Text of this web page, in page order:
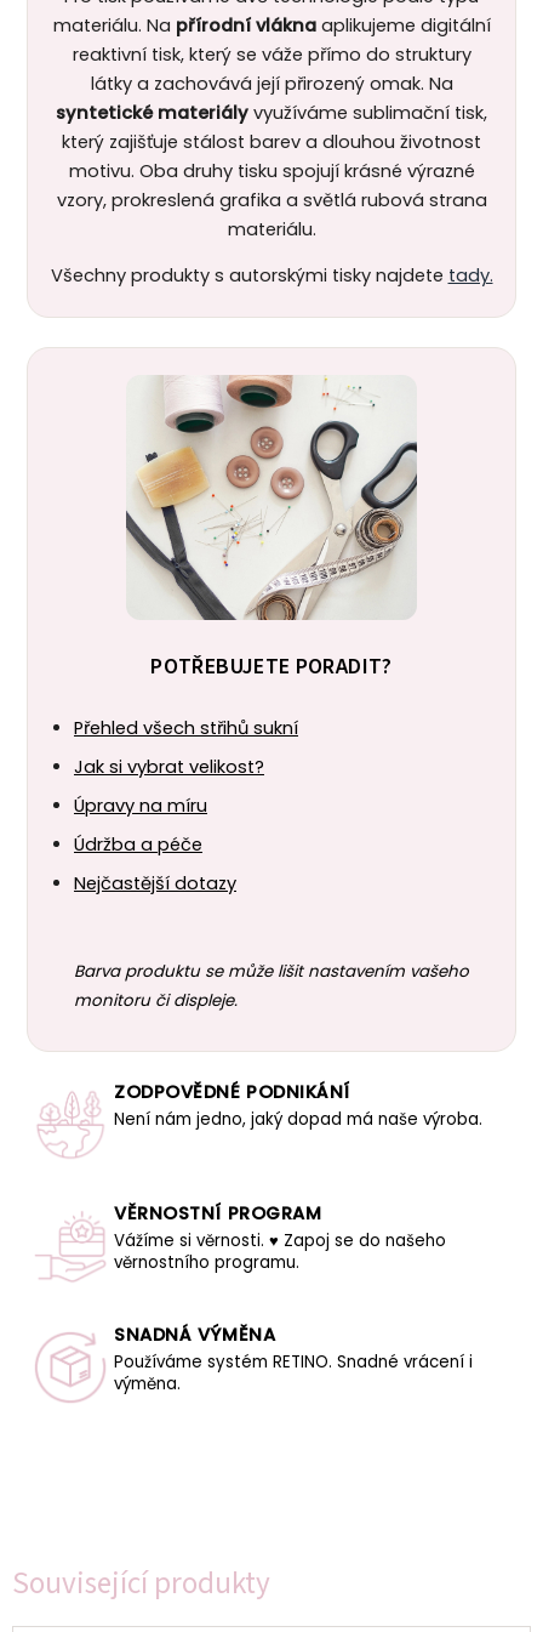
Související produkty
materiálu. Na přírodní vláknaaplikujeme digitální
reaktivní tisk, který se váže přímo do struktury
látky a zachovává její přirozený omak. Na
syntetické materiály využíváme sublimační tisk,
který zajišťuje stálost barev a dlouhou životnost
motivu. Oba druhy tisku spojují krásné výrazné
vzory, prokreslená grafika a světlá rubová strana
materiálu.
Všechny produkty s autorskými tisky najdete tady.
POTŘEBUJETE PORADIT?
Přehled všech střihů sukní
Jak si vybrat velikost?
Úpravy na míru
Údržba a péče
Nejčastější dotazy
Barva produktu se může lišit nastavením vašeho
monitoru či displeje.
ZODPOVĚDNÉ PODNIKÁNÍ
Není nám jedno, jaký dopad má naše výroba.
VĚRNOSTNÍ PROGRAM
Vážíme si věrnosti. ♥ Zapoj se do našeho
věrnostního programu.
SNADNÁ VÝMĚNA
Používáme systém RETINO. Snadné vrácení i
výměna.